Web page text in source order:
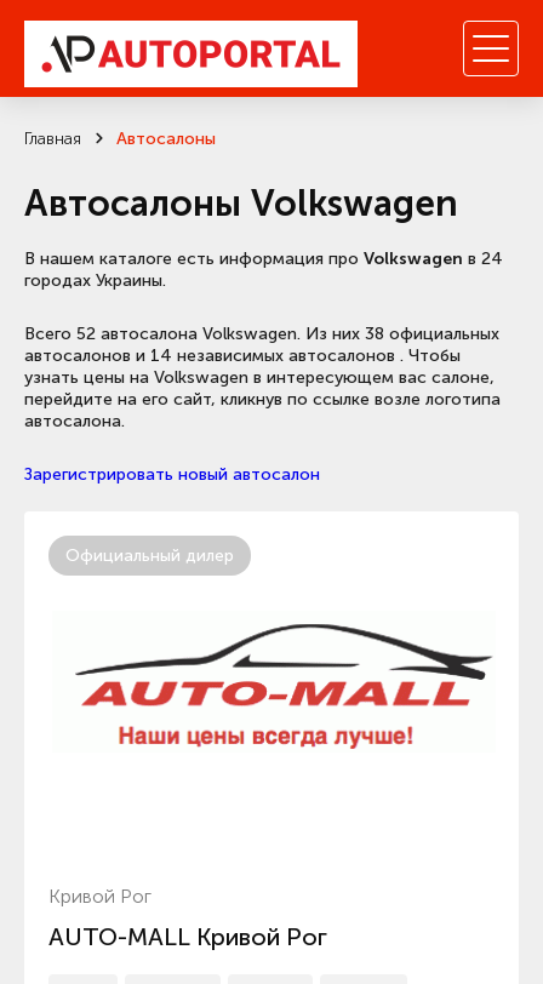
Главная Автосалоны
Автосалоны Volkswagen
В нашем каталоге есть информация про Volkswagen в 24
городах Украины.
Всего 52 автосалона Volkswagen. Из них 38 официальных
автосалонов и 14 независимых автосалонов . Чтобы
узнать цены на Volkswagen в интересующем вас салоне,
перейдите на его сайт, кликнув по ссылке возле логотипа
автосалона.
Зарегистрировать новый автосалон
Официальный дилер
Кривой Рог
AUTO-MALL Кривой Рог